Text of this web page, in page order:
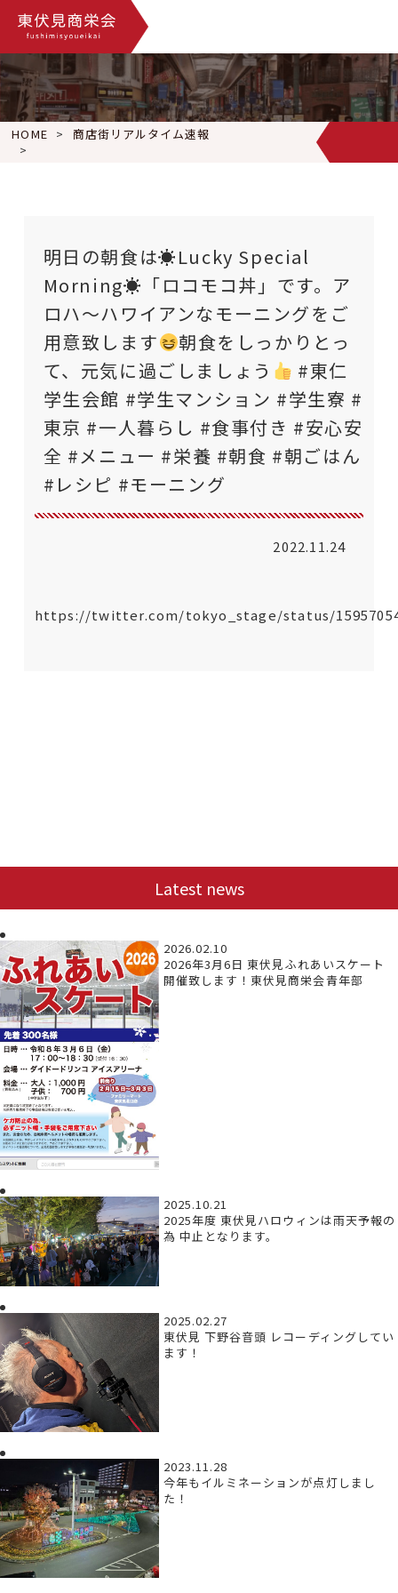
HOME
商店街リアルタイム速報
明日の朝食は☀Lucky Special Morning☀「ロコモコ丼」です
明日の朝食は☀Lucky Special
Morning☀「ロコモコ丼」です。ア
ロハ～ハワイアンなモーニングをご
用意致します
朝食をしっかりとっ
て、元気に過ごしましょう
#東仁
学生会館 #学生マンション #学生寮 #
東京 #一人暮らし #食事付き #安心安
全 #メニュー #栄養 #朝食 #朝ごはん
#レシピ #モーニング
2022.11.24
https://twitter.com/tokyo_stage/status/
Latest news
2026.02.10
2026年3月6日 東伏見ふれあいスケート
開催致します！東伏見商栄会青年部
2025.10.21
2025年度 東伏見ハロウィンは雨天予報の
為 中止となります。
2025.02.27
東伏見 下野谷音頭 レコーディングしてい
ます！
2023.11.28
今年もイルミネーションが点灯しまし
た！